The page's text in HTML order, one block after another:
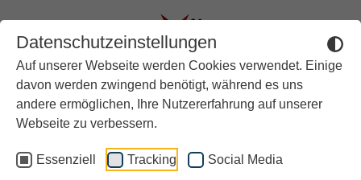
Datenschutzeinstellungen
Auf unserer Webseite werden Cookies verwendet. Einige
davon werden zwingend benötigt, während es uns
andere ermöglichen, Ihre Nutzererfahrung auf unserer
Webseite zu verbessern.
Essenziell Tracking Social Media
Rezept von Starkoch
Nelson Müller: Currywurst,
Aktuell
Rückblick
Über stern TV